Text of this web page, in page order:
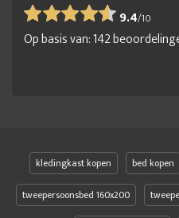
9.4/10
Op basis van:142
kledingkast kopen bed kopen
tweepersoonsbed 160x200